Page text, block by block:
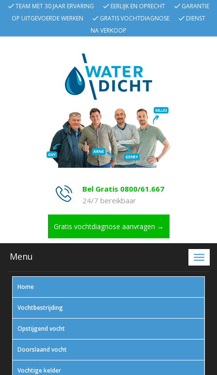
TEAM MET 30 JAAR ERVARING EERLIJK EN OPRECHT
GARANTIE
OP UITGEVOERDE WERKEN
GRATIS VOCHTDIAGNOSE
DIENST
NA VERKOOP
Bel Gratis 0800/61.667
24/7 bereikbaar
Gratis vochtdiagnose aanvragen →
Menu
Home
Vochtbestrijding
Opstijgend vocht
Doorslaand vocht
Vochtige kelder